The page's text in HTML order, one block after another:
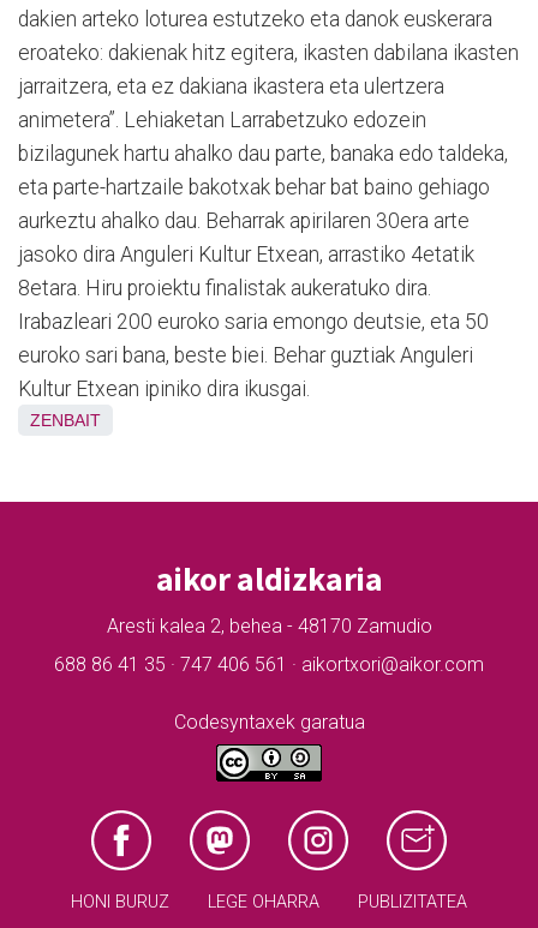
dakien arteko loturea estutzeko eta danok euskerara
eroateko: dakienak hitz egitera, ikasten dabilana ikasten
jarraitzera, eta ez dakiana ikastera eta ulertzera
animetera”. Lehiaketan Larrabetzuko edozein
bizilagunek hartu ahalko dau parte, banaka edo taldeka,
eta parte-hartzaile bakotxak behar bat baino gehiago
aurkeztu ahalko dau. Beharrak apirilaren 30era arte
jasoko dira Anguleri Kultur Etxean, arrastiko 4etatik
8etara. Hiru proiektu finalistak aukeratuko dira.
Irabazleari 200 euroko saria emongo deutsie, eta 50
euroko sari bana, beste biei. Behar guztiak Anguleri
Kultur Etxean ipiniko dira ikusgai.
ZENBAIT
aikor aldizkaria
Aresti kalea 2, behea - 48170 Zamudio
688 86 41 35 · 747 406 561 · aikortxori@aikor.com
Codesyntaxek garatua
HONI BURUZ LEGE OHARRA PUBLIZITATEA